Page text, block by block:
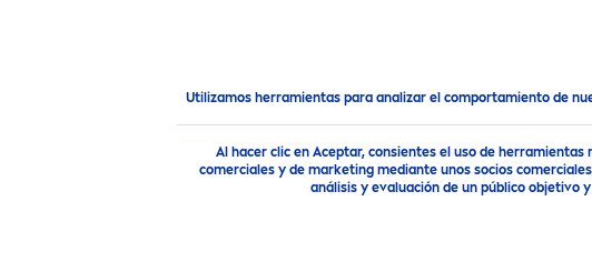
Utilizamos herramientas para analizar el comportamiento de
Al hacer clic en Aceptar, consientes el uso de
comerciales y de marketing mediante unos socios
análisis y evaluación de un público
Nuestros Productos Lo que todo Hombre necesita